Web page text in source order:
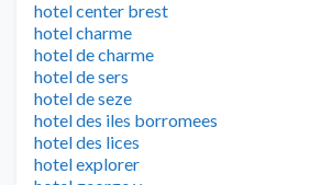
hotel center brest
hotel charme
hotel de charme
hotel de sers
hotel de seze
hotel des iles borromees
hotel des lices
hotel explorer